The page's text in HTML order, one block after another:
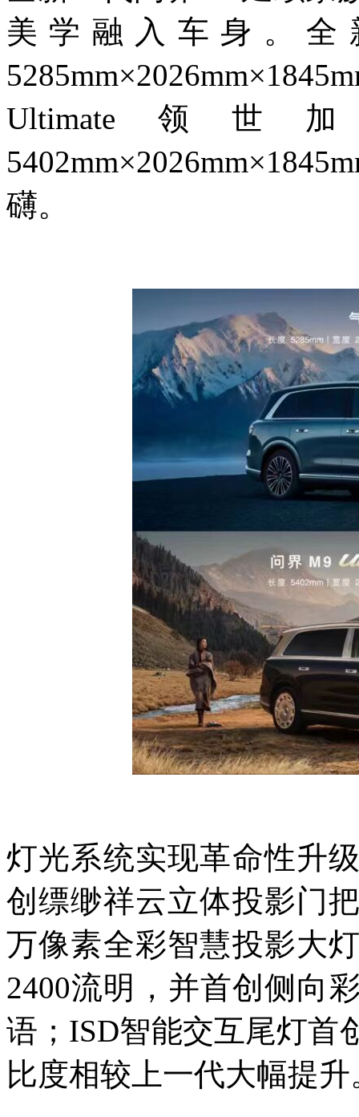
美学融入车身。全
Ultimate领
礴。
灯光系统实现革命性升
创缥缈祥云立体投影门
万像素全彩智慧投影大
2400流明，并首创侧向
语；ISD智能交互尾灯首
比度相较上一代大幅提升